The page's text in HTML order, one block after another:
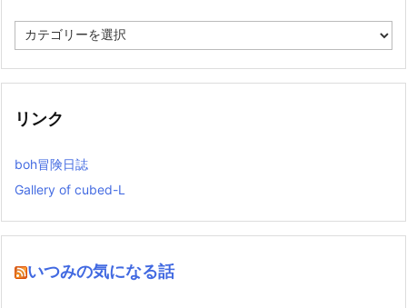
テ
リ
リンク
boh冒険日誌
Gallery of cubed-L
いつみの気になる話